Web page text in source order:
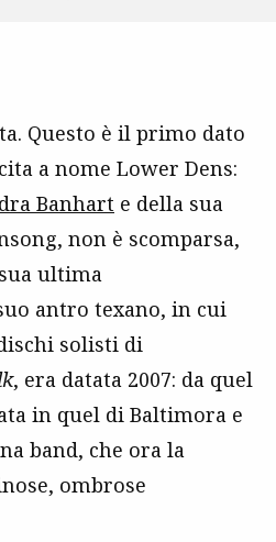
Questo è il primo dato
a nome Lower Dens:
Banhart e della sua
non è scomparsa,
ultima
antro texano, in cui
solisti di
, era datata 2007: da quel
in quel di Baltimora e
band, che ora la
ombrose